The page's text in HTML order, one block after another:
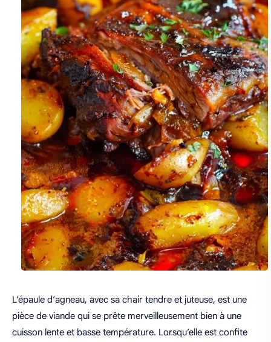
L’épaule d’agneau, avec sa chair tendre et juteuse, est une
pièce de viande qui se prête merveilleusement bien à une
cuisson lente et basse température. Lorsqu’elle est confite